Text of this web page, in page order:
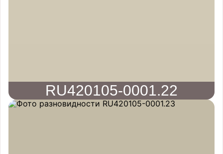
RU420105-0001.22